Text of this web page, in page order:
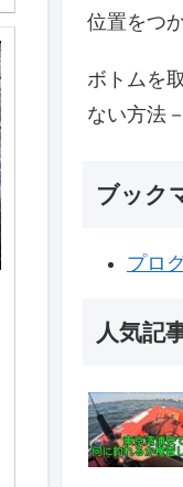
位置をつ
ボトムを
ない方法－
ブック
プロ
人気記